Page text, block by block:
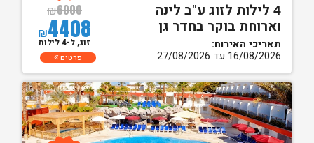
4 לילות לזוג ע"ב לינה
וארוחת בוקר בחדר גן
תאריכי האירוח:
16/08/2026 עד 27/08/2026
₪6000
₪4408
זוג, ל-4 לילות
פרטים